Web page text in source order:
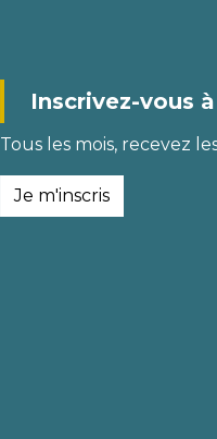
Inscrivez-vous
Tous les mois, recevez
Je m'inscris